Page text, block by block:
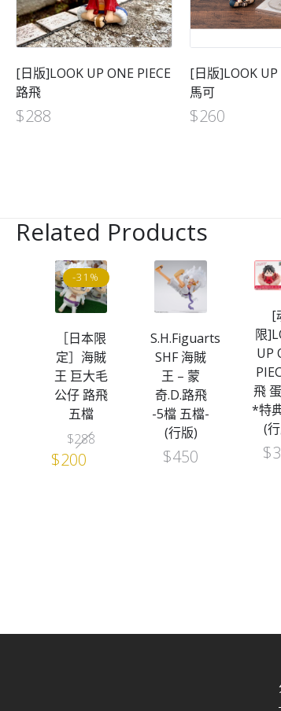
[日版]LOOK UP ONE PIECE
路飛
$288
[日版]LOOK UP
馬可
$260
Related Products
-31%
［日本限
定］海賊
王 巨大毛
公仔 路飛
五檔
$288
$200
S.H.Figuarts
SHF 海賊
王 – 蒙
奇.D.路飛
-5檔 五檔-
(行版)
$450
[
限
UP
飛
*特
(
$